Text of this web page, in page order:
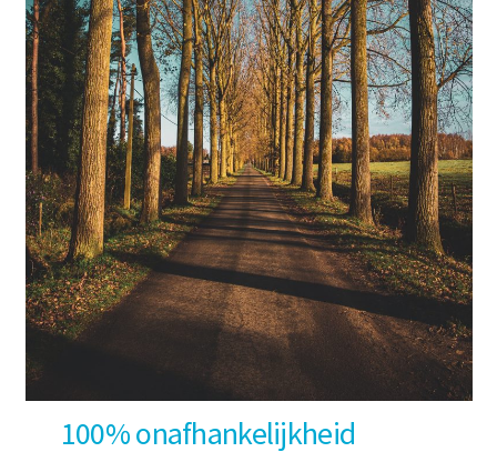
100% onafhankelijkheid